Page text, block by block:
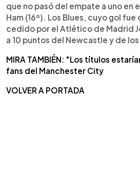
que no pasó del empate a uno en
Ham (16º). Los Blues, cuyo gol
cedido por el Atlético de Madrid
a 10 puntos del Newcastle y de
MIRA TAMBIÉN: "Los títulos
fans del Manchester City
VOLVER A PORTADA